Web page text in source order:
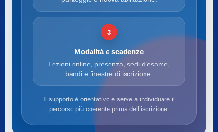
3
Modalità e scadenze
Lezioni online, presenza, sedi d’esame,
bandi e finestre di iscrizione.
Il supporto è orientativo e serve a individuare il
percorso più coerente prima dell’iscrizione.